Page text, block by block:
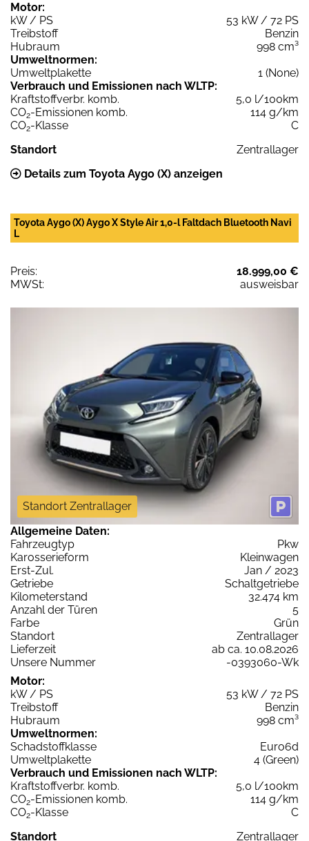
Motor:
kW / PS
53 kW / 72 PS
Treibstoff
Benzin
Hubraum
998 cm³
Umweltnormen:
Umweltplakette
1 (None)
Verbrauch und Emissionen nach WLTP:
Kraftstoffverbr. komb.
5,0 l/100km
CO2-Emissionen komb.
114 g/km
CO2-Klasse
C
Standort
Zentrallager
Details zum Toyota Aygo (X) anzeigen
Toyota Aygo (X) Aygo X Style Air 1,0-l Faltdach Bluetooth Navi
L
Preis:
18.999,00 €
MWSt:
ausweisbar
Standort Zentrallager
Allgemeine Daten:
Fahrzeugtyp
Pkw
Karosserieform
Kleinwagen
Erst-Zul.
Jan / 2023
Getriebe
Schaltgetriebe
Kilometerstand
32.474 km
Anzahl der Türen
5
Farbe
Grün
Standort
Zentrallager
Lieferzeit
ab ca. 10.08.2026
Unsere Nummer
-0393060-Wk
Motor:
kW / PS
53 kW / 72 PS
Treibstoff
Benzin
Hubraum
998 cm³
Umweltnormen:
Schadstoffklasse
Euro6d
Umweltplakette
4 (Green)
Verbrauch und Emissionen nach WLTP:
Kraftstoffverbr. komb.
5,0 l/100km
CO2-Emissionen komb.
114 g/km
CO2-Klasse
C
Standort
Zentrallager